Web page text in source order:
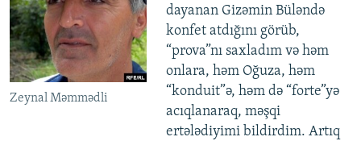
Zeynal Məmmədli
dayanan Gizəmin Büləndə
konfet atdığını görüb,
“prova”nı saxladım və həm
onlara, həm Oğuza, həm
“konduit”ə, həm də “forte”yə
acıqlanaraq, məşqi
ertələdiyimi bildirdim. Artıq